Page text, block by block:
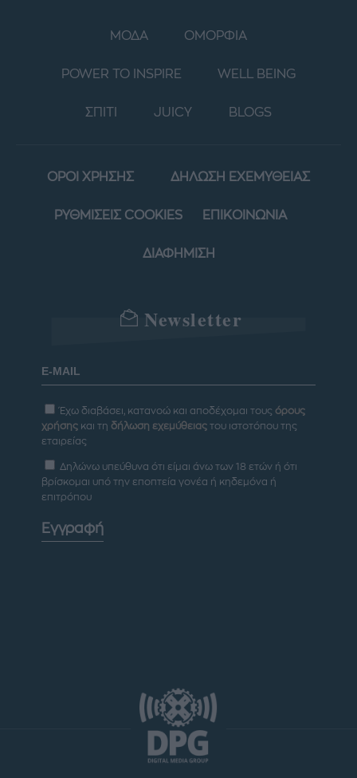
ΜΟΔΑ ΟΜΟΡΦΙΑ
POWER TO INSPIRE WELL BEING
ΣΠΙΤΙ JUICY BLOGS
ΟΡΟΙ ΧΡΗΣΗΣ ΔΗΛΩΣΗ ΕΧΕΜΥΘΕΙΑΣ
ΡΥΘΜΙΣΕΙΣ COOKIES ΕΠΙΚΟΙΝΩΝΙΑ
ΔΙΑΦΗΜΙΣΗ
Newsletter
Έχω διαβάσει, κατανοώ και αποδέχομαι τους όρους
χρήσης και τη δήλωση εχεμύθειας του ιστοτόπου της
εταιρείας
Δηλώνω υπεύθυνα ότι είμαι άνω των 18 ετών ή ότι
βρίσκομαι υπό την εποπτεία γονέα ή κηδεμόνα ή
επιτρόπου
Εγγραφή